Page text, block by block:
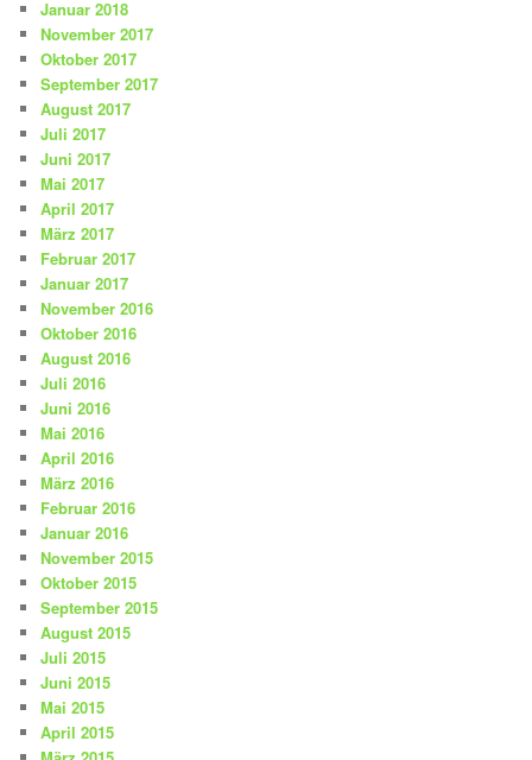
Januar 2018
November 2017
Oktober 2017
September 2017
August 2017
Juli 2017
Juni 2017
Mai 2017
April 2017
März 2017
Februar 2017
Januar 2017
November 2016
Oktober 2016
August 2016
Juli 2016
Juni 2016
Mai 2016
April 2016
März 2016
Februar 2016
Januar 2016
November 2015
Oktober 2015
September 2015
August 2015
Juli 2015
Juni 2015
Mai 2015
April 2015